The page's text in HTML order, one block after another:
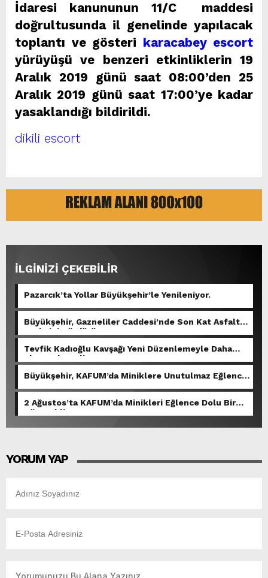
İdaresi kanununun 11/C maddesi
doğrultusunda il genelinde yapılacak
toplantı ve gösteri
karacabey escort
yürüyüşü ve benzeri etkinliklerin 19
Aralık 2019 günü saat 08:00’den 25
Aralık 2019 günü saat 17:00’ye kadar
yasaklandığı bildirildi.
dikili escort
İLGİNİZİ ÇEKEBİLİR
Pazarcık’ta Yollar Büyükşehir’le Yenileniyor.
Büyükşehir, Gazneliler Caddesi’nde Son Kat Asfalt
Serimini Sürdürüyor.
Tevfik Kadıoğlu Kavşağı Yeni Düzenlemeyle Daha
Akıcı Hale Geliyor.
Büyükşehir, KAFUM’da Miniklere Unutulmaz Eğlence
2 Ağustos’ta KAFUM’da Minikleri Eğlence Dolu Bir
Gün Bekliyor.
YORUM YAP